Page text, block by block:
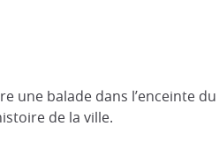
une balade dans l’enceinte
de la ville.